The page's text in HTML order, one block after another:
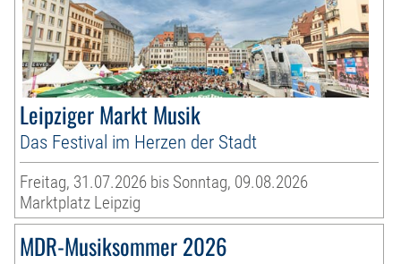
Leipziger Markt Musik
Das Festival im Herzen der Stadt
Freitag, 31.07.2026 bis Sonntag, 09.08.2026
Marktplatz Leipzig
MDR-Musiksommer 2026